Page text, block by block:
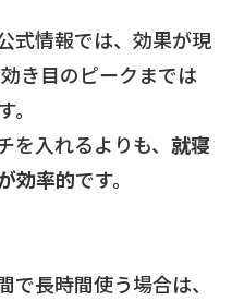
式情報では、効果が現
き目のピークまでは
入れるよりも、 就寝
効率的です。
長時間使う場合は、